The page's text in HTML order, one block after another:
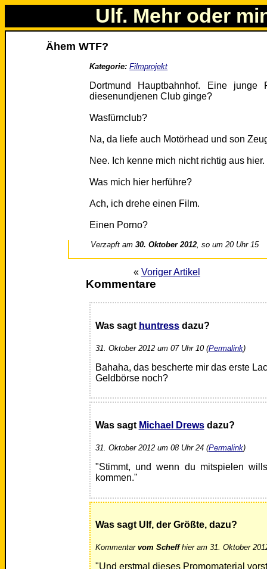
Ulf. Mehr oder
Ähem WTF?
Kategorie: Filmprojekt
Dortmund Hauptbahnhof. Eine
diesenundjenen Club ginge?
Wasfürnclub?
Na, da liefe auch Motörhead und son
Nee. Ich kenne mich nicht richtig aus
Was mich hier herführe?
Ach, ich drehe einen Film.
Einen Porno?
Verzapft am30. Oktober 2012, so um 20 Uhr 15
« Voriger Artikel
Kommentare
Was sagt huntressdazu?
31. Oktober 2012 um 07 Uhr 10 (Permalink)
Bahaha, das bescherte mir das erste
Geldbörse noch?
Was sagt Michael Drewsdazu?
31. Oktober 2012 um 08 Uhr 24 (Permalink)
"Stimmt, und wenn du mitspielen
kommen."
Was sagt Ulf, der Größte, dazu?
Kommentar vom Scheffhier am 31. Oktober
"Und erstmal dieses Promomaterial